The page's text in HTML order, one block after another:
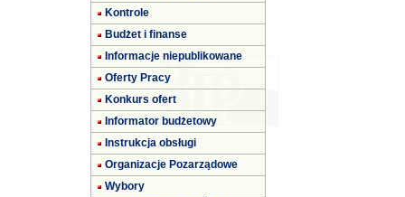
Kontrole
Budżet i finanse
Informacje niepublikowane
Oferty Pracy
Konkurs ofert
Informator budżetowy
Instrukcja obsługi
Organizacje Pozarządowe
Wybory